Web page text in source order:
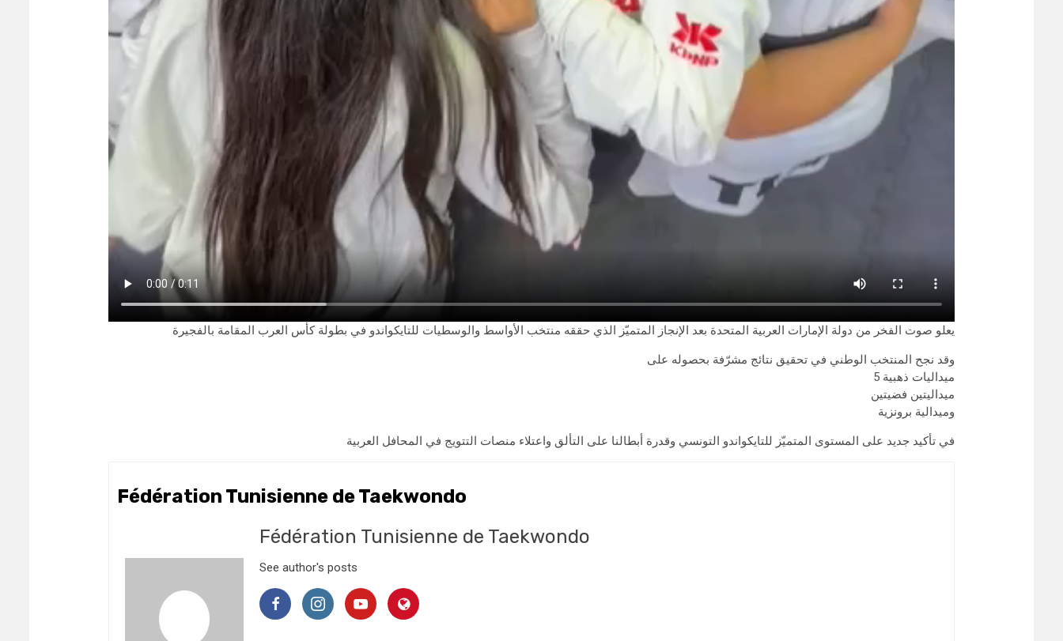
يعلو صوت الفخر من دولة الإمارات العربية المتحدة بعد الإنجاز المتميّز الذي حققه منتخب الأواسط والوسطيات للتايكواندو في بطولة كأس العرب المقامة بالفجيرة
وقد نجح المنتخب الوطني في تحقيق نتائج مشرّفة بحصوله على
5 ميداليات ذهبية
ميداليتين فضيتين
وميدالية برونزية
في تأكيد جديد على المستوى المتميّز للتايكواندو التونسي وقدرة أبطالنا على التألق واعتلاء منصات التتويج في المحافل العربية
Fédération Tunisienne de Taekwondo
Fédération Tunisienne de Taekwondo
See author's posts